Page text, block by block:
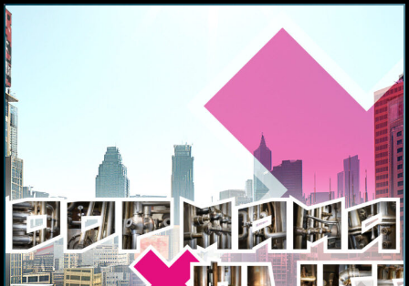
MOOP MAMA